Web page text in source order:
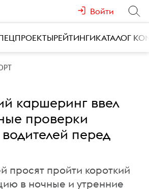
Войти
РЕЙТИНГИКАТАЛОГ
каршеринг ввел
проверки
перед
просят пройти короткий
в ночные и утренние